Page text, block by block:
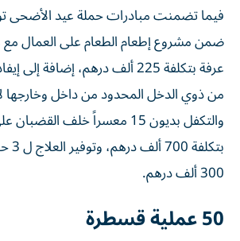
ضمن مشروع إطعام الطعام على العمال
من ذوي الدخل المحدود من داخل وخارجها
والتكفل بديون 15 معسراً خلف
300 ألف درهم.
50 عملية قسطرة